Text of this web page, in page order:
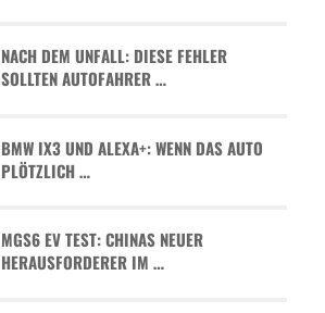
NACH DEM UNFALL: DIESE FEHLER
SOLLTEN AUTOFAHRER …
BMW IX3 UND ALEXA+: WENN DAS AUTO
PLÖTZLICH …
MGS6 EV TEST: CHINAS NEUER
HERAUSFORDERER IM …